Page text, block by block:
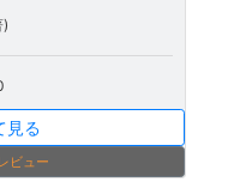
)
見る
ビュー